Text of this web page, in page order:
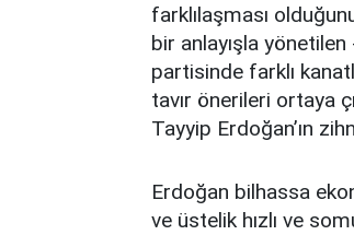
farklılaşması
bir anlayışla
partisinde farklı
tavır önerileri ortaya
Tayyip Erdoğan’ın
Erdoğan bilhassa
ve üstelik hızlı ve